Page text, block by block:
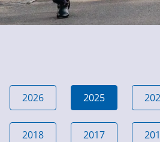
2026 2025
2018 2017